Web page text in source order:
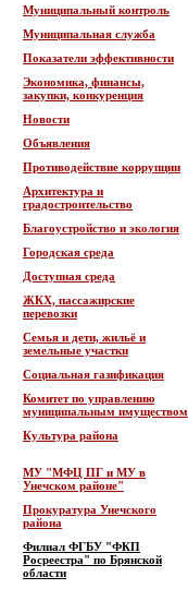
Муниципальный контроль
Муниципальная служба
Показатели эффективности
Экономика, финансы,
закупки, конкуренция
Новости
Объявления
Противодействие коррупции
Архитектура и
градостроительство
Благоустройство и экология
Городская среда
Доступная среда
ЖКХ, пассажирские
перевозки
Семья и дети, жильё и
земельные участки
Социальная газификация
Комитет по управлению
муниципальным имуществом
Культура района
МУ "МФЦ ПГ и МУ в
Унечском районе"
Прокуратура Унечского
района
Филиал ФГБУ "ФКП
Росреестра" по Брянской
области